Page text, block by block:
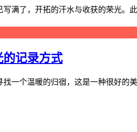
满了，开拓的汗水与收获的荣光
的记录方式
一个温暖的归宿，这是一种很好